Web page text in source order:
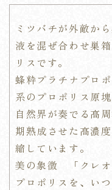
ミツバチが外敵か
液を混ぜ合わせ巣
リスです。
蜂粋プラチナプロ
系のプロポリス原
自然界が奏でる高
期熟成させた高濃
縮しています。
美の象徴 「クレ
プロポリスを、い